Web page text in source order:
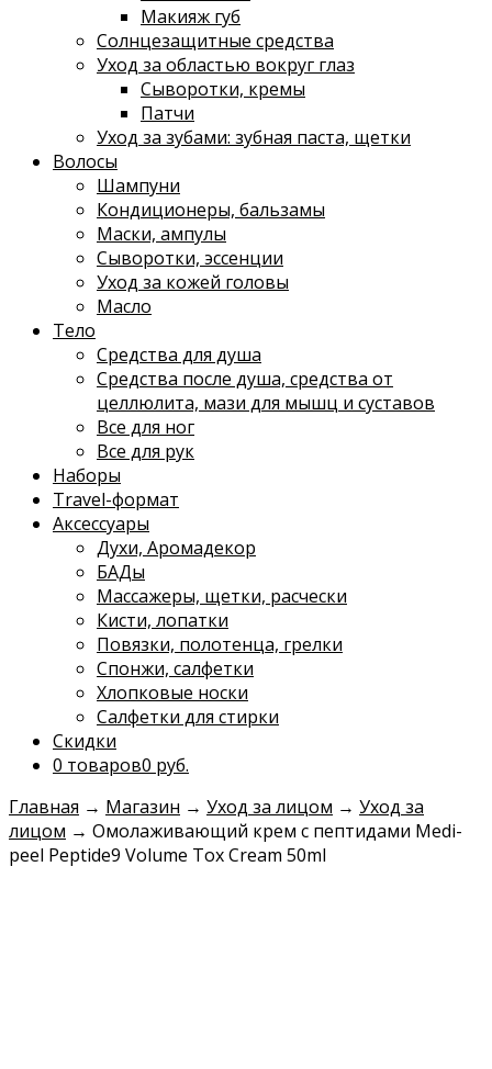
Макияж губ
Солнцезащитные средства
Уход за областью вокруг глаз
Сыворотки, кремы
Патчи
Уход за зубами: зубная паста, щетки
Волосы
Шампуни
Кондиционеры, бальзамы
Маски, ампулы
Сыворотки, эссенции
Уход за кожей головы
Масло
Тело
Средства для душа
Средства после душа, средства от
целлюлита, мази для мышц и суставов
Все для ног
Все для рук
Наборы
Travel-формат
Аксессуары
Духи, Аромадекор
БАДы
Массажеры, щетки, расчески
Кисти, лопатки
Повязки, полотенца, грелки
Спонжи, салфетки
Хлопковые носки
Салфетки для стирки
Скидки
0 товаров0 руб.
Главная → Магазин → Уход за лицом → Уход за
лицом → Омолаживающий крем с пептидами Medi-
peel Peptide9 Volume Tox Cream 50ml